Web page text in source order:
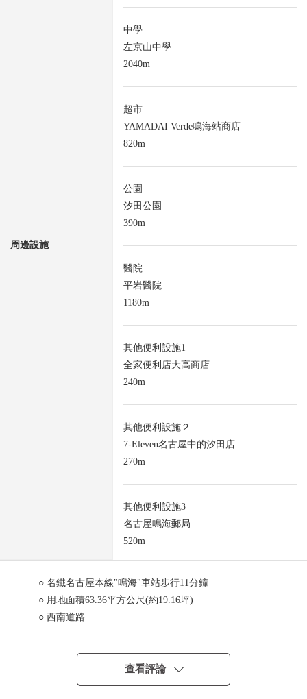
周邊設施
中學
左京山中學
2040m
超市
YAMADAI Verde鳴海站商店
820m
公園
汐田公園
390m
醫院
平岩醫院
1180m
其他便利設施1
全家便利店大高商店
240m
其他便利設施２
7-Eleven名古屋中的汐田店
270m
其他便利設施3
名古屋鳴海郵局
520m
○ 名鐵名古屋本線"鳴海"車站步行11分鐘
○ 用地面積63.36平方公尺(約19.16坪)
○ 西南道路
○ 解體更地交付
○ 在有建築條件的出售土地，沒有
查看評論